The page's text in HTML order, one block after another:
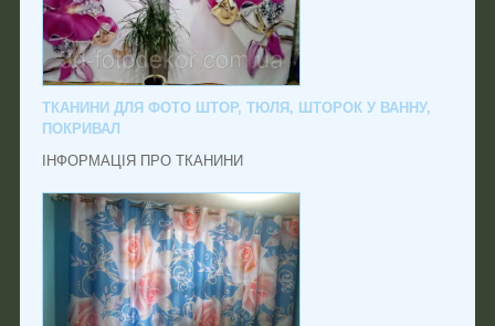
ТКАНИНИ ДЛЯ ФОТО ШТОР, ТЮЛЯ, ШТОРОК У ВАННУ,
ПОКРИВАЛ
ІНФОРМАЦІЯ ПРО ТКАНИНИ